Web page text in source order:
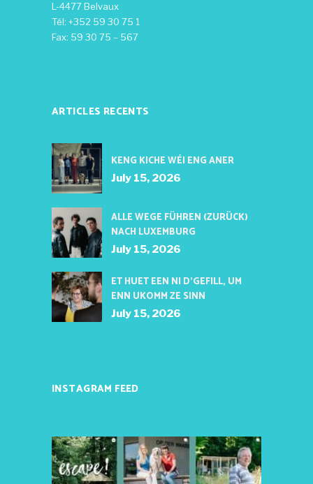
L-4477 Belvaux
Tél: +352 59 30 75 1
Fax: 59 30 75 – 567
ARTICLES RECENTS
KENG KICHE WÉI ENG ANER
July 15, 2026
ALLE WEGE FÜHREN (ZURÜCK)
NACH LUXEMBURG
July 15, 2026
ET HUET EEN NI D’GEFILL, UM
ENN UKOMM ZE SINN
July 15, 2026
INSTAGRAM FEED